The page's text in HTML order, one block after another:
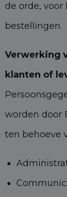
de orde,
bestellingen.
Verwerking
klanten of
worden door
ten behoeve